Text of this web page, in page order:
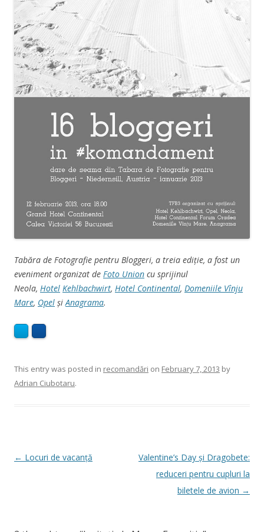
Tabăra de Fotografie pentru Bloggeri, a treia ediție, a fost un
eveniment organizat de Foto Union cu sprijinul
Neola, Hotel Kehlbachwirt, Hotel Continental, Domeniile Vînju
Mare, Opel șiAnagrama.
This entry was posted in recomandări on February 7, 2013 by
Adrian Ciubotaru.
Post
← Locuri de vacanță
Valentine’s Day și Dragobete:
reduceri pentru cupluri la
biletele de avion →